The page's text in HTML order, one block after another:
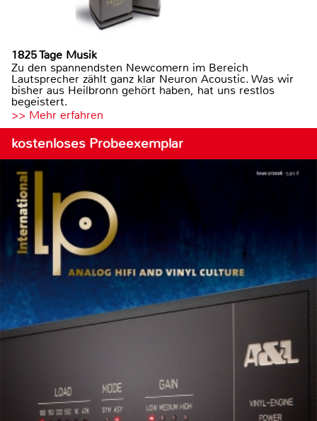
1825 Tage Musik
Zu den spannendsten Newcomern im Bereich
Lautsprecher zählt ganz klar Neuron Acoustic. Was wir
bisher aus Heilbronn gehört haben, hat uns restlos
begeistert.
>> Mehr erfahren
kostenloses Probeexemplar